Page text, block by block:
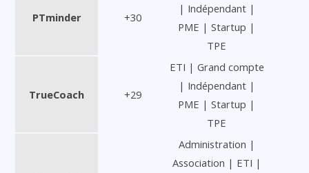
PTminder +30
| Indépendant |
PME | Startup |
TPE
TrueCoach +29
ETI | Grand compte
| Indépendant |
PME | Startup |
TPE
Administration |
Association | ETI |